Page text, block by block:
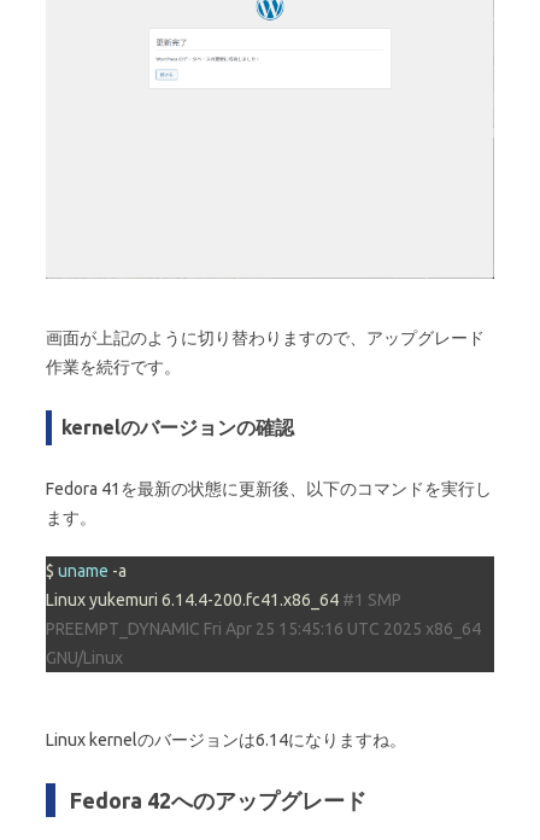
画面が上記のように切り替わりますので、アップグレード
作業を続行です。
kernelのバージョンの確認
Fedora 41を最新の状態に更新後、以下のコマンドを実行し
ます。
$ uname -a
Linux yukemuri 6.14.4-200.fc41.x86_64 #1 SMP
PREEMPT_DYNAMIC Fri Apr 25 15:45:16 UTC 2025 x86_64
GNU/Linux
Linux kernelのバージョンは6.14になりますね。
Fedora 42へのアップグレード